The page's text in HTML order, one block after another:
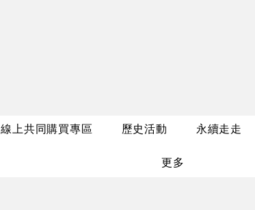
線上共同購買專區 歷史活動 永續走走
更多